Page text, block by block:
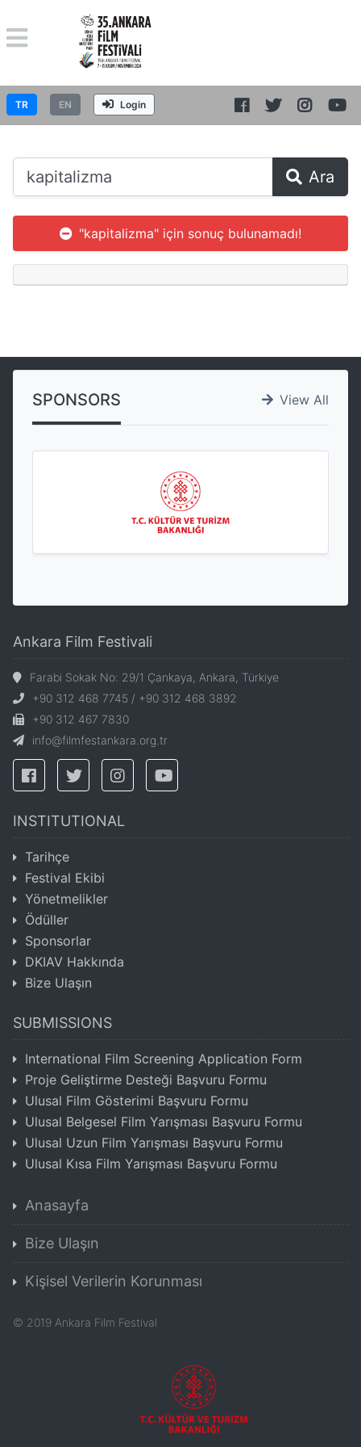
TR EN Login
Ara
"kapitalizma" için sonuç bulunamadı!
View All
SPONSORS
Ankara Film Festivali
Farabi Sokak No: 29/1 Çankaya, Ankara, Türkiye
+90 312 468 7745 / +90 312 468 3892
+90 312 467 7830
info@filmfestankara.org.tr
INSTITUTIONAL
Tarihçe
Festival Ekibi
Yönetmelikler
Ödüller
Sponsorlar
DKIAV Hakkında
Bize Ulaşın
SUBMISSIONS
International Film Screening Application Form
Proje Geliştirme Desteği Başvuru Formu
Ulusal Film Gösterimi Başvuru Formu
Ulusal Belgesel Film Yarışması Başvuru Formu
Ulusal Uzun Film Yarışması Başvuru Formu
Ulusal Kısa Film Yarışması Başvuru Formu
Anasayfa
Bize Ulaşın
Kişisel Verilerin Korunması
© 2019 Ankara Film Festival